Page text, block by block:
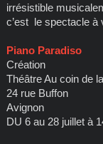
irrésistible
c’est le spectacle à
Piano Paradiso
Création
Théâtre Au coin de
24 rue Buffon
Avignon
DU 6 au 28 juillet à